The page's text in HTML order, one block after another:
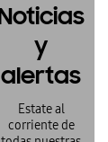
y
alertas
Estate al
corriente de